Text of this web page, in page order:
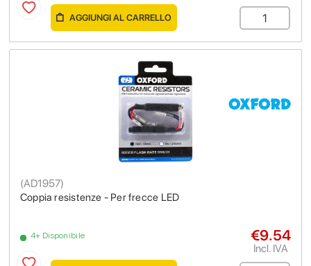
AGGIUNGI AL CARRELLO
Coppia resistenze - Per frecce LED
(AD1957)
4+ Disponibile €9.54
Incl. IVA